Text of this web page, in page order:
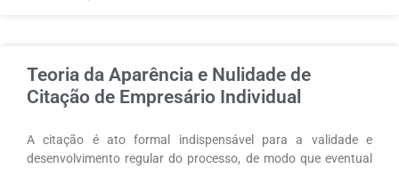
Teoria da Aparência e Nulidade de
Citação de Empresário Individual
A citação é ato formal indispensável para a validade e
desenvolvimento regular do processo, de modo que eventual